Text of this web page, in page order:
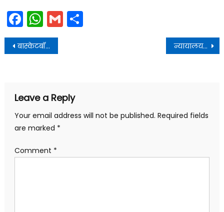
Facebook
WhatsApp
Gmail
Post
navigation
बास्केटबॉल एसोसिएशन ऑफ उत्तराखंड की वार्षिक बैठक का आयोजन न्यायालय के आदेश के बाद भी पेश न होने वालों पर पुलिस की कार्रवाई
Leave a Reply
Your email address will not be published. Required fields
are marked *
Comment *